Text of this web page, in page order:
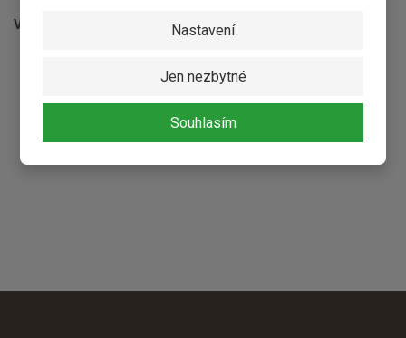
Nastavení
Jen nezbytné
Souhlasím
Víkendy a svátky:
Zavřeno
KONTAKTUJTE NÁS
+420 771 229 800